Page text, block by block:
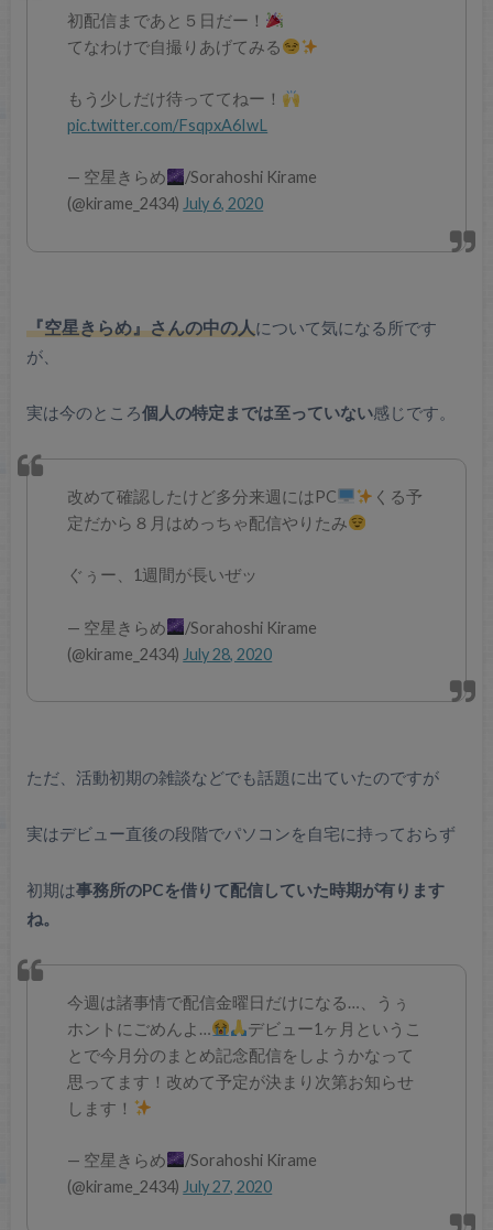
初配信まであと５日だー！
てなわけで自撮りあげてみる
もう少しだけ待っててねー！
pic.twitter.com/FsqpxA6IwL
— 空星きらめ
/Sorahoshi Kirame
(@kirame_2434)July 6, 2020
『空星きらめ』さんの中の人について気になる所です
が、
実は今のところ個人の特定までは至っていない感じです。
改めて確認したけど多分来週にはPC
くる予
定だから８月はめっちゃ配信やりたみ
ぐぅー、1週間が長いぜッ
— 空星きらめ
/Sorahoshi Kirame
(@kirame_2434) July 28, 2020
ただ、活動初期の雑談などでも話題に出ていたのですが
実はデビュー直後の段階でパソコンを自宅に持っておらず
初期は事務所のPCを借りて配信していた時期が有ります
ね。
今週は諸事情で配信金曜日だけになる…、うぅ
ホントにごめんよ…
デビュー1ヶ月というこ
とで今月分のまとめ記念配信をしようかなって
思ってます！改めて予定が決まり次第お知らせ
します！
— 空星きらめ
/Sorahoshi Kirame
(@kirame_2434) July 27, 2020